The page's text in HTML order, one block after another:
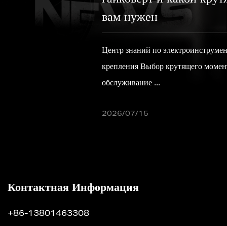
вам нужен
Центр знаний по электроинструментам Технология
крепления Выбор крутящего момента Эксплуатация и
Контактная Информация
+86-13801463308